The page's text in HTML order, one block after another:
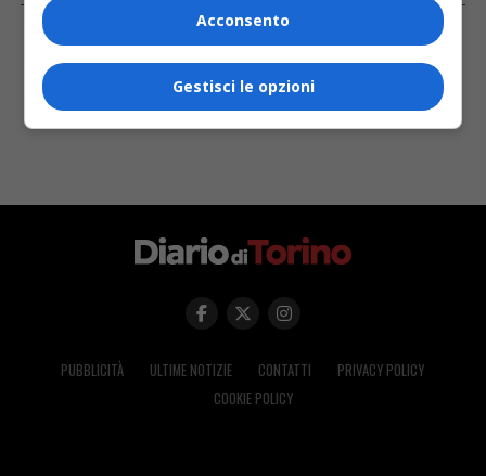
PUBBLICITÀ ULTIME NOTIZIE CONTATTI
PRIVACY POLICY
COOKIE POLICY
Acconsento
Gestisci le opzioni